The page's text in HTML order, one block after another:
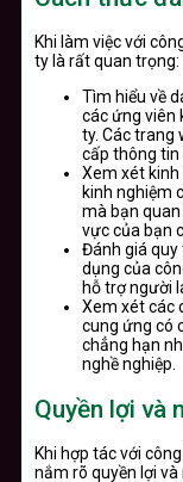
Khi làm việc với
ty là rất quan trọng:
Tìm hiểu về
các ứng viên
ty. Các trang
cấp thông tin
Xem xét
kinh nghiệm
mà bạn
vực của bạn
Đánh giá quy
dụng của
hỗ trợ người
Xem xét các
cung ứng có
chẳng hạn
nghề nghiệp.
Quyền lợi và
Khi hợp tác với
nắm rõ quyền lợi